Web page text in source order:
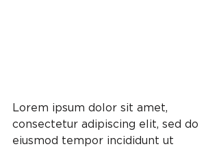
Lorem ipsum dolor sit amet,
consectetur adipiscing elit, sed do
eiusmod tempor incididunt ut